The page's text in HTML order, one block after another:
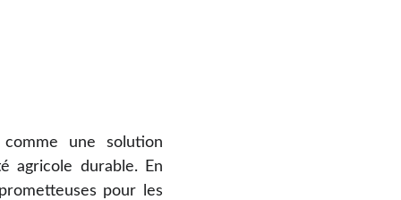
une solution
agricole durable. En
pour les